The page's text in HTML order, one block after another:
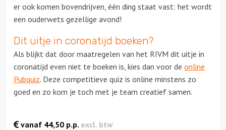
Locaties
Feesten
Themafeesten
Dinnershows
er ook komen bovendrijven, één ding staat vast: het wordt
een ouderwets gezellige avond!
Dit uitje in coronatijd boeken?
Als blijkt dat door maatregelen van het RIVM dit uitje in
coronatijd even niet te boeken is, kies dan voor de online
Pubquiz. Deze competitieve quiz is online minstens zo
goed en zo kom je toch met je team creatief samen.
vanaf 44,50 p.p. excl. btw